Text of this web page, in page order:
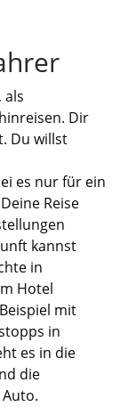
als
Dir
Du willst
es nur für ein
Deine Reise
kannst
in
Hotel
mit
in
es in die
die